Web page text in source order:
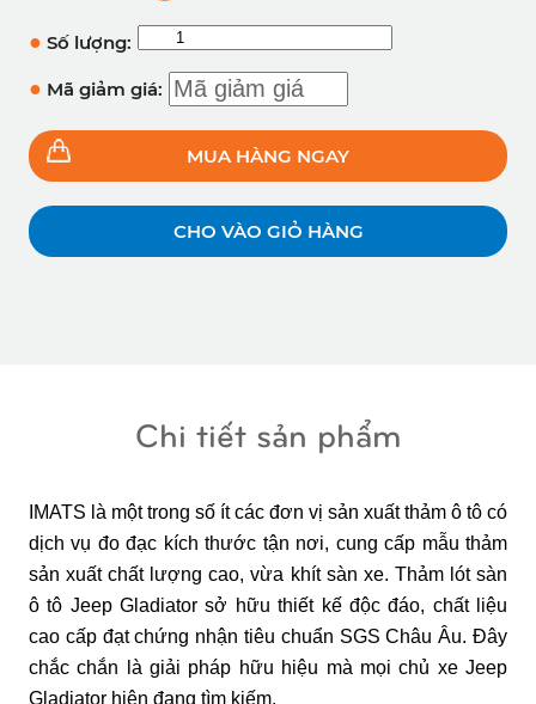
● Số lượng:
● Mã giảm giá:
MUA HÀNG NGAY
CHO VÀO GIỎ HÀNG
Chi tiết sản phẩm
IMATS là một trong số ít các đơn vị sản xuất thảm ô tô có
dịch vụ đo đạc kích thước tận nơi, cung cấp mẫu thảm
sản xuất chất lượng cao, vừa khít sàn xe. Thảm lót sàn
ô tô Jeep Gladiator sở hữu thiết kế độc đáo, chất liệu
cao cấp đạt chứng nhận tiêu chuẩn SGS Châu Âu. Đây
chắc chắn là giải pháp hữu hiệu mà mọi chủ xe Jeep
Gladiator hiện đang tìm kiếm.